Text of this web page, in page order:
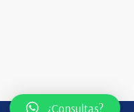
¿Consultas?